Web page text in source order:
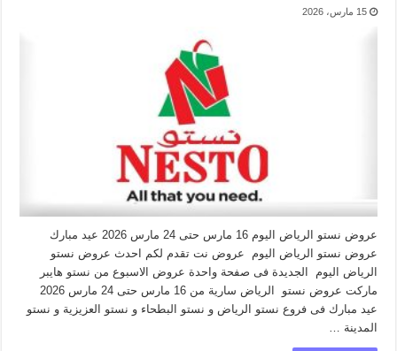
15 مارس، 2026
عروض نستو الرياض اليوم 16 مارس حتى 24 مارس 2026 عيد مبارك
عروض نستو الرياض اليوم عروض نت تقدم لكم احدث عروض نستو
الرياض اليوم الجديدة فى صفحة واحدة عروض الاسبوع من نستو هايبر
ماركت عروض نستو الرياض سارية من 16 مارس حتى 24 مارس 2026
عيد مبارك فى فروع نستو الرياض و نستو البطحاء و نستو العزيزية و نستو
المدينة …